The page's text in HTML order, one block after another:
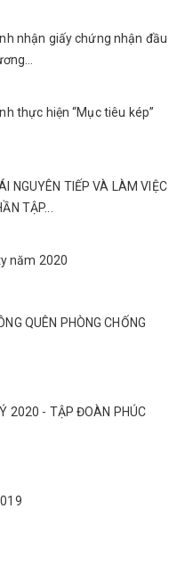
nhận giấy chứng nhận đầu
thực hiện “Mục tiêu kép”
NGUYÊN TIẾP VÀ LÀM VIỆC
TẬP...
năm 2020
QUÊN PHÒNG CHỐNG
2020 - TẬP ĐOÀN PHÚC